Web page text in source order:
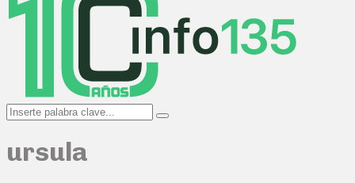
Search
for:
Search
ursula